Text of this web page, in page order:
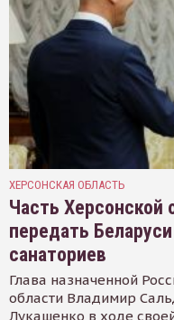
ХЕРСОНСКАЯ ОБЛАСТЬ
Часть Херсонской
передать
санаториев
Глава назначенной
области Владимир
Лукашенко в ходе